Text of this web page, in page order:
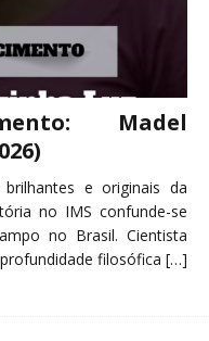
Madel
e originais da
no IMS confunde-se
no Brasil. Cientista
filosófica […]